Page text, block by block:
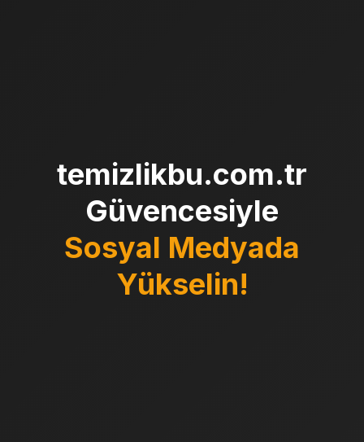
temizlikbu.com.tr
Güvencesiyle
Sosyal Medyada
Yükselin!